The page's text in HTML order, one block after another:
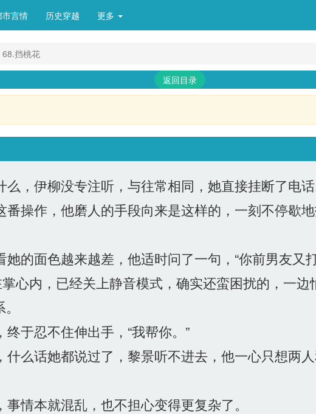
市言情 历史穿越 更多
68.挡桃花
返回目录
，伊柳没专注听，与往常相同，她直接挂断了电话
操作，他磨人的手段向来是这样的，一刻不停歇地
的面色越来越差，他适时问了一句，“你前男友又
心内，已经关上静音模式，确实还蛮困扰的，一
于忍不住伸出手，“我帮你。”
么话她都说过了，黎景听不进去，他一心只想两
情本就混乱，也不担心变得更复杂了。